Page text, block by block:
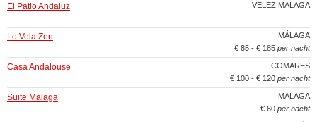
VELEZ MALAGA
El Patio Andaluz
MÁLAGA
Lo Vela Zen
€ 85 - € 185 per nacht
COMARES
Casa Andalouse
€ 100 - € 120 per nacht
MALAGA
Suite Malaga
€ 60 per nacht